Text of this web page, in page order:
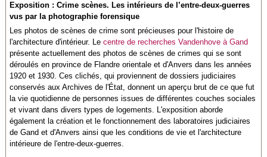
Exposition : Crime scènes. Les intérieurs de l’entre-deux-guerres
vus par la photographie forensique
Les photos de scènes de crime sont précieuses pour l'histoire de
l'architecture d'intérieur. Lecentre de recherches Vandenhove à Gand
présente actuellement des photos de scènes de crimes qui se sont
déroulés en province de Flandre orientale et d'Anvers dans les années
1920 et 1930. Ces clichés, qui proviennent de dossiers judiciaires
conservés aux Archives de l'État, donnent un aperçu brut de ce que fut
la vie quotidienne de personnes issues de différentes couches sociales
et vivant dans divers types de logements. L'exposition aborde
également la création et le fonctionnement des laboratoires judiciaires
de Gand et d'Anvers ainsi que les conditions de vie et l'architecture
intérieure de l'entre-deux-guerres.